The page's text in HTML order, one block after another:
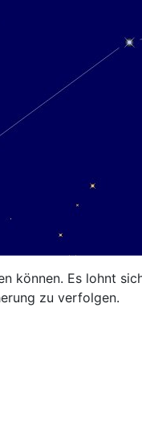
können. Es lohnt
zu verfolgen.